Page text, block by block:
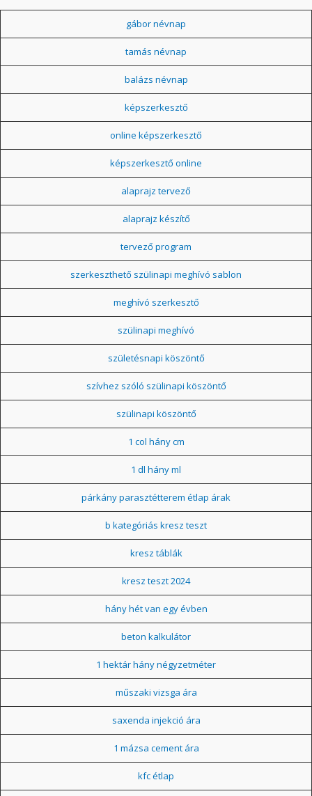
gábor névnap
tamás névnap
balázs névnap
képszerkesztő
online képszerkesztő
képszerkesztő online
alaprajz tervező
alaprajz készítő
tervező program
szerkeszthető szülinapi meghívó sablon
meghívó szerkesztő
szülinapi meghívó
születésnapi köszöntő
szívhez szóló szülinapi köszöntő
szülinapi köszöntő
1 col hány cm
1 dl hány ml
párkány parasztétterem étlap árak
b kategóriás kresz teszt
kresz táblák
kresz teszt 2024
hány hét van egy évben
beton kalkulátor
1 hektár hány négyzetméter
műszaki vizsga ára
saxenda injekció ára
1 mázsa cement ára
kfc étlap